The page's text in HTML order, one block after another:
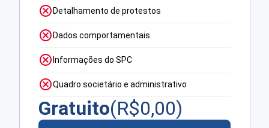
Detalhamento de protestos
Dados comportamentais
Informações do SPC
Quadro societário e administrativo
Gratuito(R$0,00)